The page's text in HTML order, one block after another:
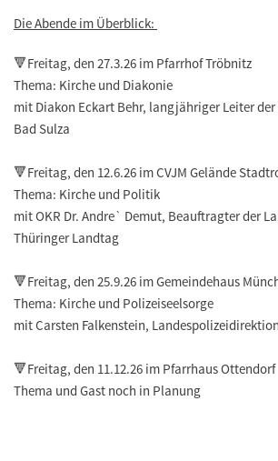
Die Abende im Überblick:
🔻Freitag, den 27.3.26 im Pfarrhof Tröbnitz
Thema: Kirche und Diakonie
mit Diakon Eckart Behr, langjähriger Leiter
Bad Sulza
🔻Freitag, den 12.6.26 im CVJM Gelände
Thema: Kirche und Politik
mit OKR Dr. Andre` Demut, Beauftragter der
Thüringer Landtag
🔻Freitag, den 25.9.26 im Gemeindehaus
Thema: Kirche und Polizeiseelsorge
mit Carsten Falkenstein,
🔻Freitag, den 11.12.26 im Pfarrhaus Ottendorf
Thema und Gast noch in Planung